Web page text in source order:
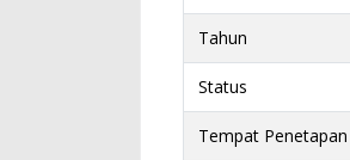
Tahun
Status
Tempat Penetapan